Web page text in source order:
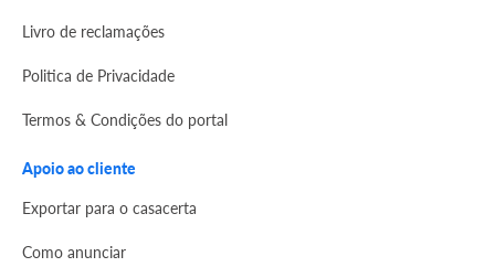
Livro de reclamações
Politica de Privacidade
Termos & Condições do portal
Apoio ao cliente
Exportar para o casacerta
Como anunciar